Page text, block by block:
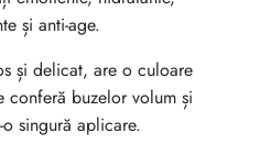
și anti-age.
și delicat, are o culoare
conferă buzelor volum și
singură aplicare.